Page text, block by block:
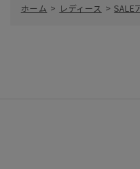
ホーム > レディース > SALE